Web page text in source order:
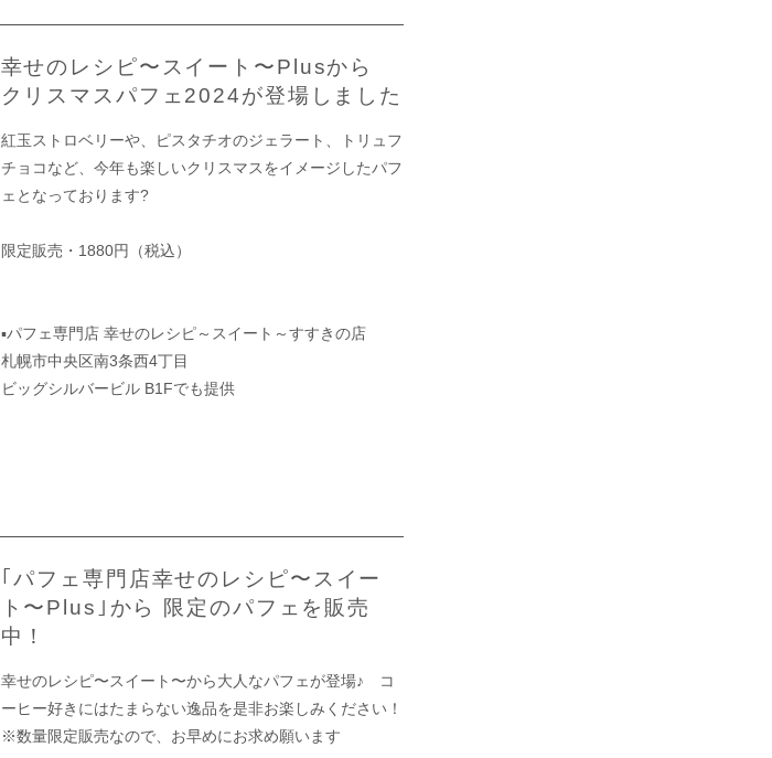
幸せのレシピ〜スイート〜Plusから
クリスマスパフェ2024が登場しました
紅玉ストロベリーや、ピスタチオのジェラート、トリュフ
チョコなど、今年も楽しいクリスマスをイメージしたパフ
ェとなっております?
限定販売・1880円（税込）
▪︎パフェ専門店 幸せのレシピ～スイート～すすきの店
札幌市中央区南3条西4丁目
ビッグシルバービル B1Fでも提供
｢パフェ専門店幸せのレシピ〜スイー
ト〜Plus｣から 限定のパフェを販売
中！
幸せのレシピ〜スイート〜から大人なパフェが登場♪ コ
ーヒー好きにはたまらない逸品を是非お楽しみください！
※数量限定販売なので、お早めにお求め願います